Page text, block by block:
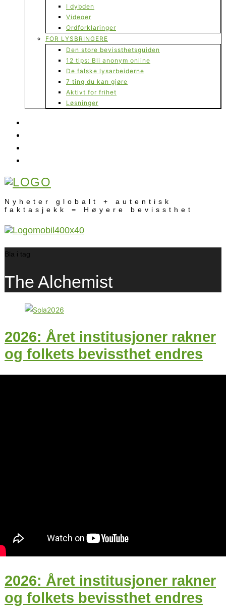
I dybden
Videoer
Ordforklaringer
FOR LYSBRINGERE
Den store bevissthetsguiden
12 tips: Bli anonym online
De falske lysarbeiderne
7 ting du kan gjøre
Aktivt for frihet
Løsninger
Nyheter globalt + autentisk
faktasjekk = Høyere bevissthet
Bla i tag
The Alchemist
2026: Året institusjoner rakner
og folkets bevissthet endres
2026: Året institusjoner rakner
og folkets bevissthet endres